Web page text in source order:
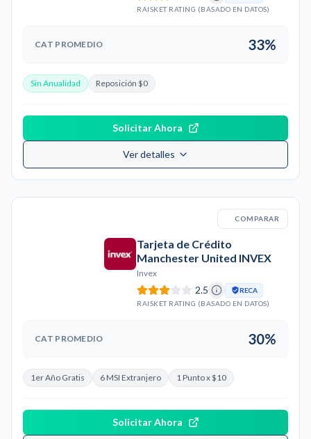
RAISKET RATING (BASADO EN DATOS)
CAT PROMEDIO 33%
Sin Anualidad Reposición $0
Solicitar Ahora
Ver detalles
COMPARAR
Tarjeta de Crédito
Manchester United INVEX
Invex
2.5
RECA
RAISKET RATING (BASADO EN DATOS)
CAT PROMEDIO 30%
1er Año Gratis 6 MSI Extranjero 1 Punto x $10
Solicitar Ahora